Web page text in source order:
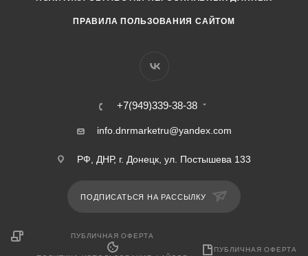
ПРАВИЛА ПОЛЬЗОВАНИЯ САЙТОМ
+7(949)339-38-38
info.dnrmarketru@yandex.com
РФ, ДНР, г. Донецк, ул. Постышева 133
ПОДПИСАТЬСЯ НА РАССЫЛКУ
ПУБЛИЧНАЯ ОФЕРТА
ПУБЛИЧНАЯ ОФЕРТА